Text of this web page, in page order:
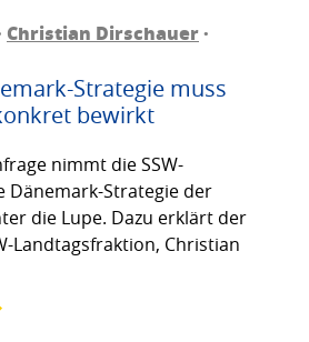
Christian Dirschauer·
Strategie muss
bewirkt
nimmt die SSW-
Dänemark-Strategie der
die Lupe. Dazu erklärt der
Landtagsfraktion, Christian